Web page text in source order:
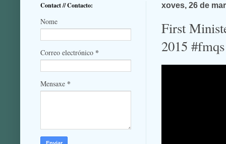
xoves, 26 de
First
2015
Contact // Contacto:
Nome
Correo electrónico *
Mensaxe *